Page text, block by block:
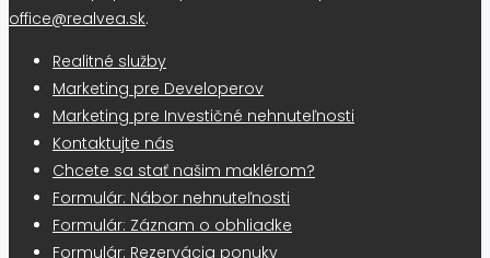
office@realvea.sk.
Realitné služby
Marketing pre Developerov
Marketing pre Investičné nehnuteľnosti
Kontaktujte nás
Chcete sa stať našim maklérom?
Formulár: Nábor nehnuteľnosti
Formulár: Záznam o obhliadke
Formulár: Rezervácia ponuky